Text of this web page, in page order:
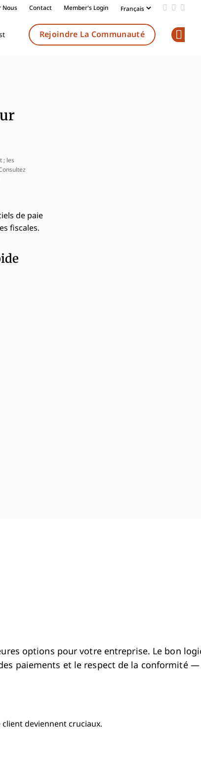
Nous Contact Member's Login Add us
Follow
Rejoindre La Communauté
; les
de paie
fiscales.
options pour votre entreprise. Le bon
paiements et le respect de la conformité
client deviennent cruciaux.